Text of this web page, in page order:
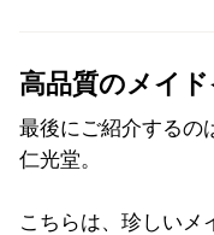
高品質のメイ
最後にご紹介するの
仁光堂。
こちらは、珍しいメ